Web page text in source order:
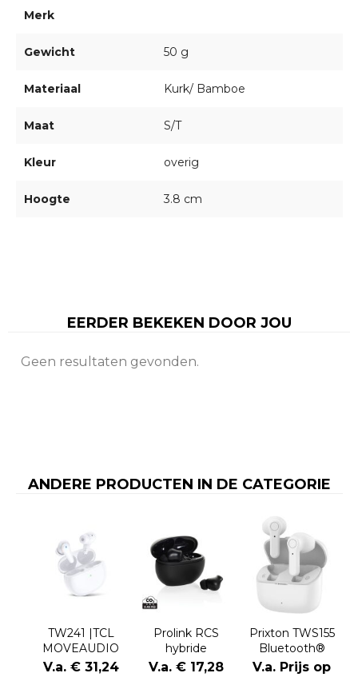
Merk
Gewicht 50 g
Materiaal Kurk/ Bamboe
Maat S/T
Kleur overig
Hoogte 3.8 cm
EERDER BEKEKEN DOOR JOU
Geen resultaten gevonden.
ANDERE PRODUCTEN IN DE CATEGORIE
TW241 |TCL
MOVEAUDIO
Neo
V.a. € 31,24
Prolink RCS
hybride
ANC/ENC-
V.a. € 17,28
Prixton TWS155
Bluetooth®
oordopjes
V.a. Prijs op